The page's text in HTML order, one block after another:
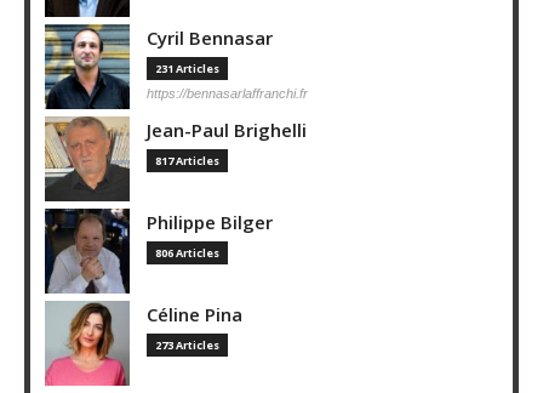
Cyril Bennasar
231 Articles
https://bennasarlaffranchi.fr
Jean-Paul Brighelli
817 Articles
Philippe Bilger
806 Articles
Céline Pina
273 Articles